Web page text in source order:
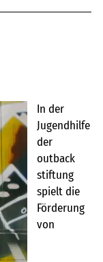
In der
Jugendhilfe
der
outback
stiftung
spielt die
Förderung
von